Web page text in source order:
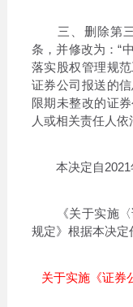
三、删除第三
条，并修改为：“
落实股权管理规
证券公司报送的
限期未整改的证
人或相关责任人
本决定自2021
《关于实施〈
规定》根据本决定
关于实施《证券